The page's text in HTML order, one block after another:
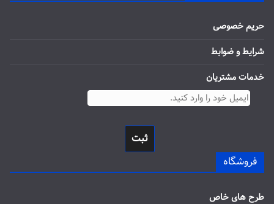
حریم خصوصی
شرایط و ضوابط
خدمات مشتریان
ثبت
فروشگاه
طرح های خاص